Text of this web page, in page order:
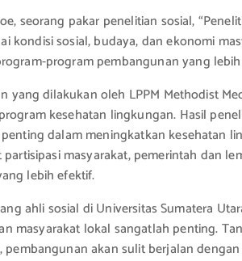
seorang pakar penelitian sosial,
kondisi sosial, budaya, dan ekonomi
program pembangunan yang
yang dilakukan oleh LPPM Methodist
kesehatan lingkungan. Hasil
dalam meningkatkan kesehatan
masyarakat, pemerintah dan
lebih efektif.
ahli sosial di Universitas Sumatera
masyarakat lokal sangatlah penting.
pembangunan akan sulit berjalan